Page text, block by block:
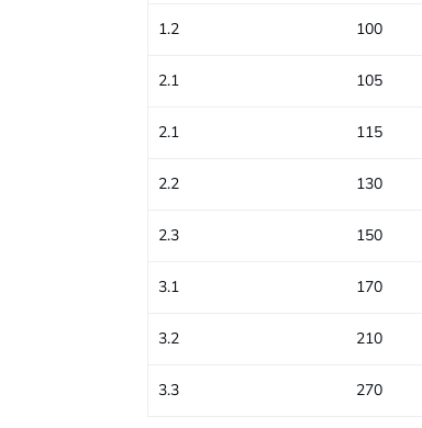
1.2 100
2.1 105
2.1 115
2.2 130
2.3 150
3.1 170
3.2 210
3.3 270